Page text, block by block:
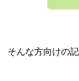
そんな方向けの記